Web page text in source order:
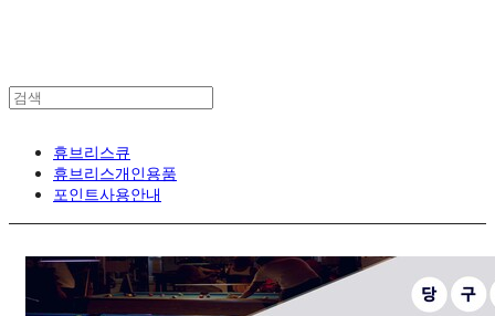
휴브리스큐
휴브리스개인용품
포인트사용안내